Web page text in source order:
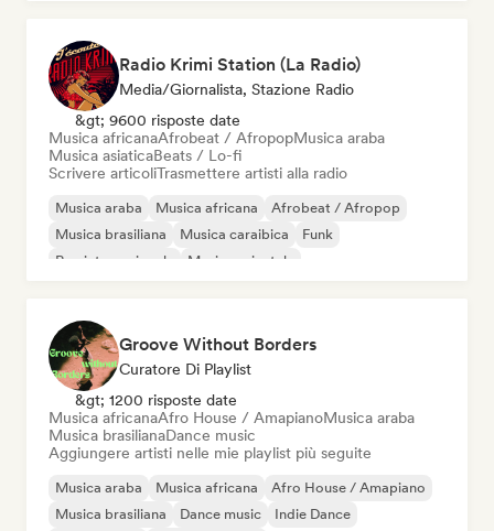
Radio Krimi Station (La Radio)
Media/Giornalista, Stazione Radio
&gt; 9600 risposte date
Musica africanaAfrobeat / AfropopMusica araba
Musica asiaticaBeats / Lo-fi
Scrivere articoliTrasmettere artisti alla radio
Musica araba Musica africana
Afrobeat / Afropop
Musica brasiliana
Musica caraibica
Funk
Rap internazionale
Musica orientale
Groove Without Borders
Curatore Di Playlist
&gt; 1200 risposte date
Musica africanaAfro House / AmapianoMusica araba
Musica brasilianaDance music
Aggiungere artisti nelle mie playlist più seguite
Musica araba Musica africana
Afro House / Amapiano
Musica brasiliana
Dance music
Indie Dance